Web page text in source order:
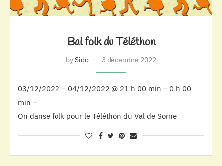
Bal folk du Téléthon
bySido 3 décembre 2022
03/12/2022 – 04/12/2022 @ 21 h 00 min – 0 h 00
min –
On danse folk pour le Téléthon du Val de Sorne